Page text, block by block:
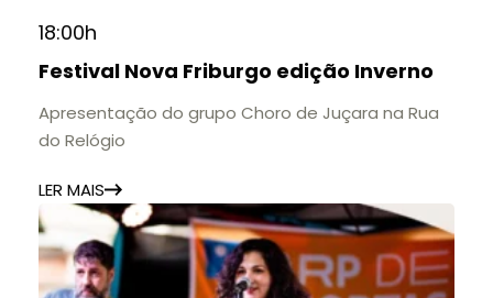
18:00h
Festival Nova Friburgo edição Inverno
Apresentação do grupo Choro de Juçara na Rua
do Relógio
LER MAIS